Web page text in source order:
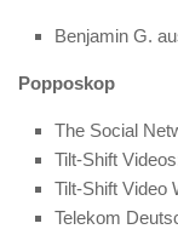
Benjamin G.
Popposkop
The Social
Tilt-Shift
Tilt-Shift Video
Telekom